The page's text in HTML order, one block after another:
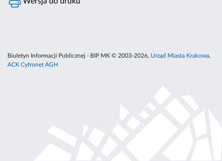
Biuletyn Informacji Publicznej - BIP MK © 2003-2026, Urząd Miasta Krakowa,
ACK Cyfronet AGH